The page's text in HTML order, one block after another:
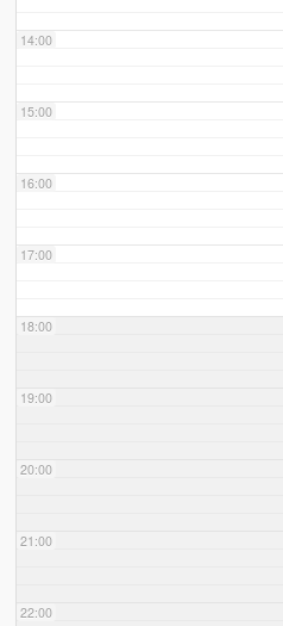
14:00
15:00
16:00
17:00
18:00
19:00
20:00
21:00
22:00